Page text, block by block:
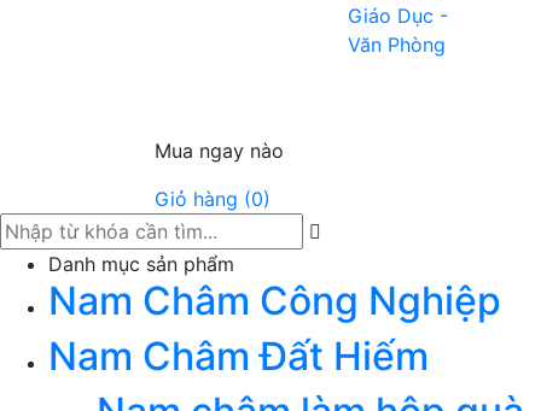
Giáo Dục -
Văn Phòng
Mua ngay nào
Giỏ hàng (0)
Danh mục sản phẩm
Nam Châm Công Nghiệp
Nam Châm Đất Hiếm